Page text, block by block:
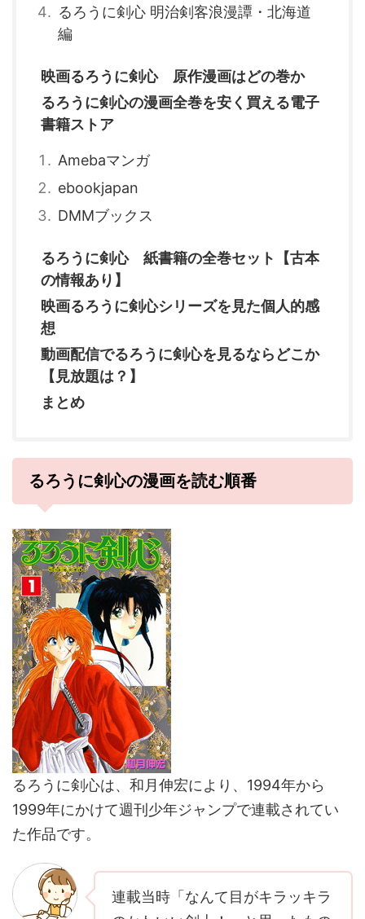
るろうに剣心 明治剣客浪漫譚・北海道
編
映画るろうに剣心 原作漫画はどの巻か
るろうに剣心の漫画全巻を安く買える電子
書籍ストア
Amebaマンガ
ebookjapan
DMMブックス
るろうに剣心 紙書籍の全巻セット【古本
の情報あり】
映画るろうに剣心シリーズを見た個人的感
想
動画配信でるろうに剣心を見るならどこか
【見放題は？】
まとめ
るろうに剣心の漫画を読む順番
るろうに剣心は、和月伸宏により、1994年から
1999年にかけて週刊少年ジャンプで連載されてい
た作品です。
連載当時「なんて目がキラッキラ